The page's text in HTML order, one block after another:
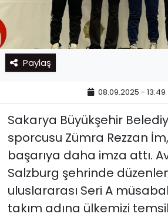
Paylaş
08.09.2025 - 13:49
Sakarya Büyükşehir
sporcusu Zümra Rezzan
başarıya daha imza attı.
Salzburg şehrinde
uluslararası Seri A
takım adına ülkemizi